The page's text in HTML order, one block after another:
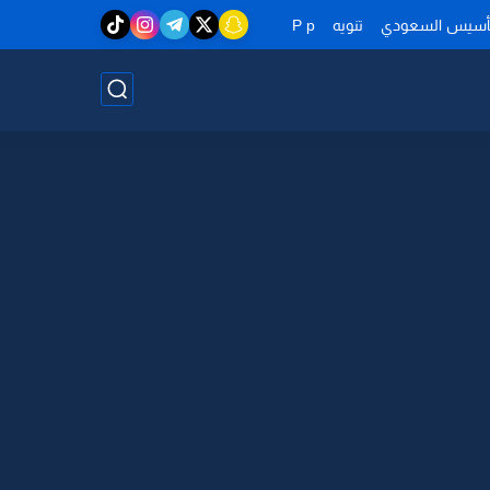
السعودي تنويه P p